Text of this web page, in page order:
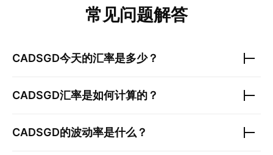
常见问题解答
CADSGD今天的汇率是多少？
CADSGD汇率是如何计算的？
CADSGD的波动率是什么？